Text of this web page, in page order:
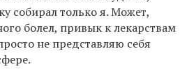
собирал только я. Может,
болел, привык к лекарствам
не представляю себя